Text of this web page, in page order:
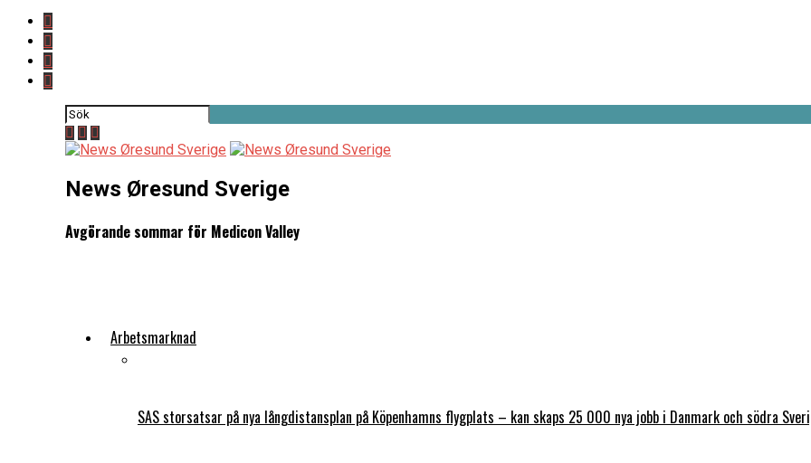
News Øresund Sverige
Avgörande sommar för Medicon Valley
Arbetsmarknad
SAS storsatsar på nya långdistansplan på Köpenhamns flygplats – kan skaps 25 000 nya jobb i Danmark och södra